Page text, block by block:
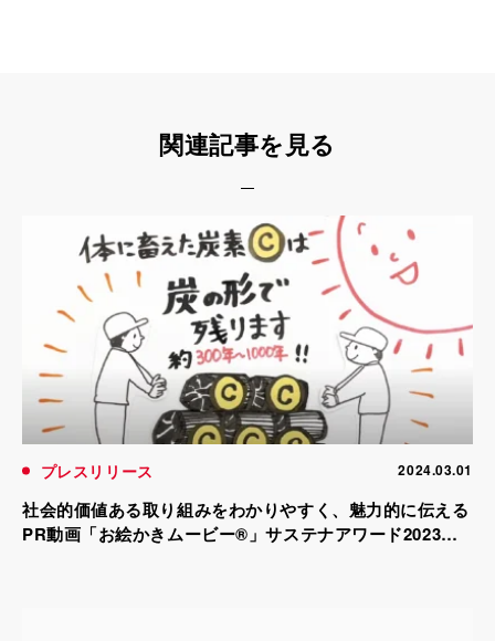
関連記事を見る
プレスリリース 2024.03.01
社会的価値ある取り組みをわかりやすく、魅力的に伝える
PR動画「お絵かきムービー®」サステナアワード2023に